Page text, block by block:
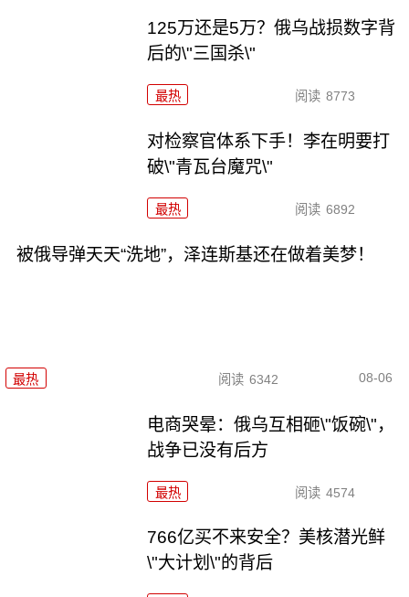
125万还是5万？俄乌战损数字背
后的\"三国杀\"
最热 阅读 8773
对检察官体系下手！李在明要打
破\"青瓦台魔咒\"
最热 阅读 6892
被俄导弹天天“洗地”，泽连斯基还在做着美梦！
最热 阅读 6342 08-06
电商哭晕：俄乌互相砸\"饭碗\"，
战争已没有后方
最热 阅读 4574
766亿买不来安全？美核潜光鲜
\"大计划\"的背后